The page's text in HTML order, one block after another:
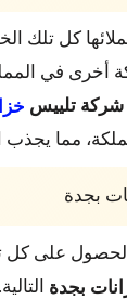
كل تلك
أخرى في
شركة تلييس
مما يجذب
بجدة
الحصول على
بجدة التالية.